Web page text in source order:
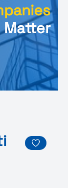
Matter